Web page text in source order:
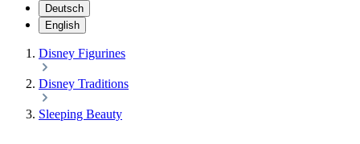
Deutsch
English
Disney Figurines
Disney Traditions
Sleeping Beauty